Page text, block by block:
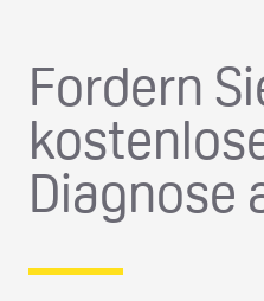
Fordern
Diagnose